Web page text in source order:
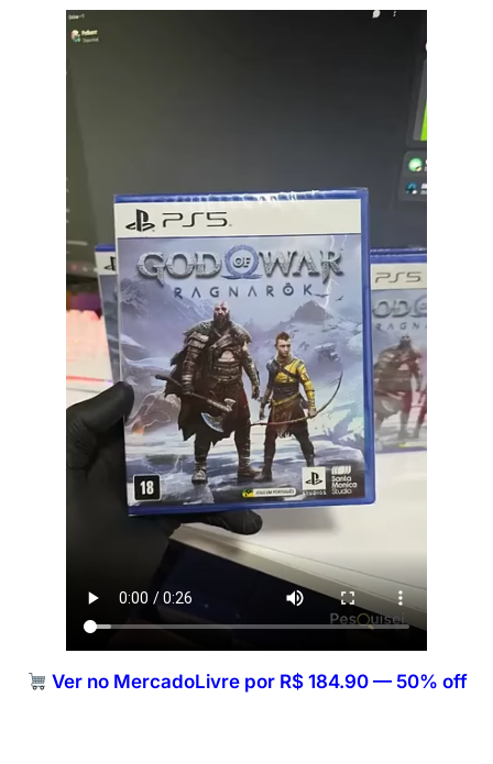
Ver no MercadoLivre por R$ 184.90 — 50% off